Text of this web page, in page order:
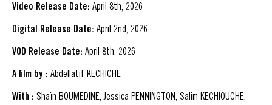
Video Release Date: April 8th, 2026
Digital Release Date: April 2nd, 2026
VOD Release Date: April 8th, 2026
A film by : Abdellatif KECHICHE
With : Shaïn BOUMEDINE, Jessica PENNINGTON, Salim KECHIOUCHE,